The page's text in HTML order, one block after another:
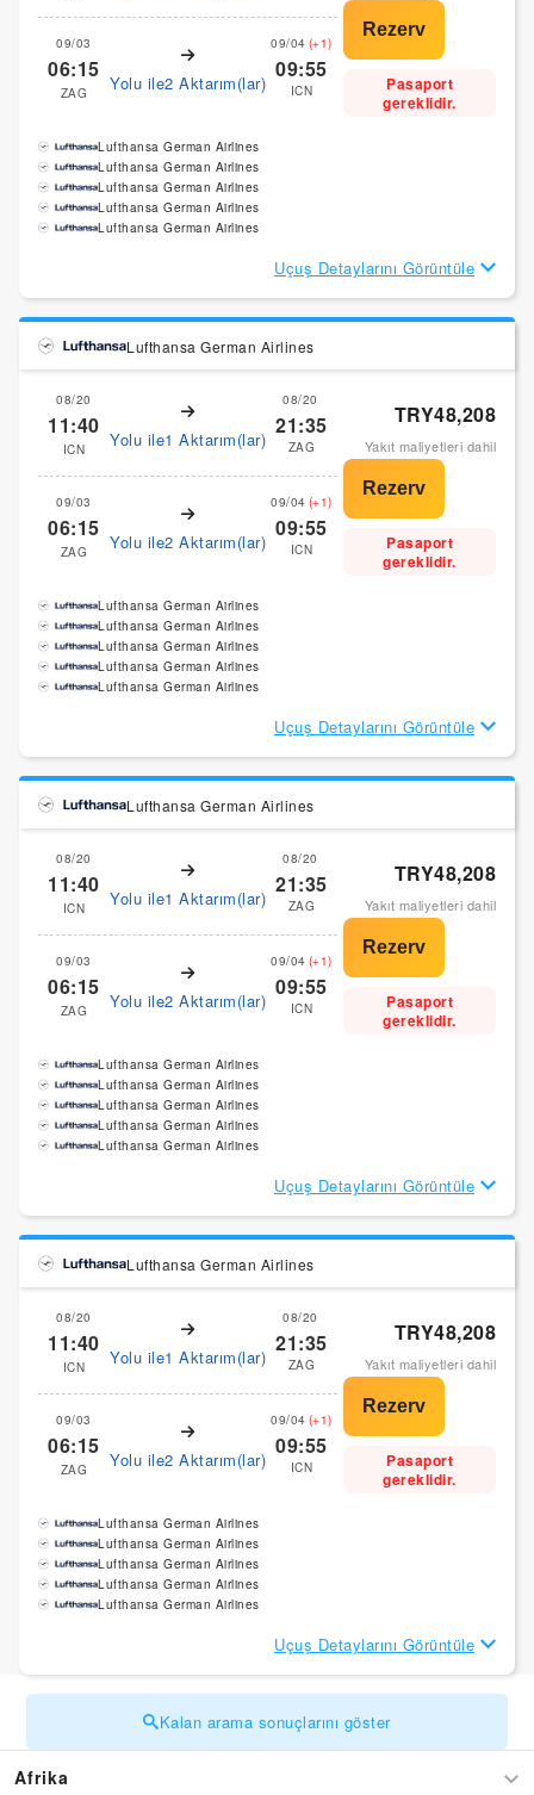
09/03
06:15
ZAG Yolu ile2 Aktarım(lar)
09/04 (+1)
09:55
ICN
Pasaport
gereklidir.
Lufthansa German Airlines
Lufthansa German Airlines
Lufthansa German Airlines
Lufthansa German Airlines
Lufthansa German Airlines
Uçuş Detaylarını Görüntüle
Lufthansa German Airlines
08/20
11:40
ICN Yolu ile1 Aktarım(lar)
08/20
21:35
ZAG
09/03
06:15
ZAG Yolu ile2 Aktarım(lar)
09/04 (+1)
09:55
ICN
TRY48,208
Yakıt maliyetleri dahil
Pasaport
gereklidir.
Lufthansa German Airlines
Lufthansa German Airlines
Lufthansa German Airlines
Lufthansa German Airlines
Lufthansa German Airlines
Uçuş Detaylarını Görüntüle
Lufthansa German Airlines
08/20
11:40
ICN Yolu ile1 Aktarım(lar)
08/20
21:35
ZAG
09/03
06:15
ZAG Yolu ile2 Aktarım(lar)
09/04 (+1)
09:55
ICN
TRY48,208
Yakıt maliyetleri dahil
Pasaport
gereklidir.
Lufthansa German Airlines
Lufthansa German Airlines
Lufthansa German Airlines
Lufthansa German Airlines
Lufthansa German Airlines
Uçuş Detaylarını Görüntüle
Lufthansa German Airlines
08/20
11:40
ICN Yolu ile1 Aktarım(lar)
08/20
21:35
ZAG
09/03
06:15
ZAG Yolu ile2 Aktarım(lar)
09/04 (+1)
09:55
ICN
TRY48,208
Yakıt maliyetleri dahil
Pasaport
gereklidir.
Lufthansa German Airlines
Lufthansa German Airlines
Lufthansa German Airlines
Lufthansa German Airlines
Lufthansa German Airlines
Uçuş Detaylarını Görüntüle
Kalan arama sonuçlarını göster
Afrika